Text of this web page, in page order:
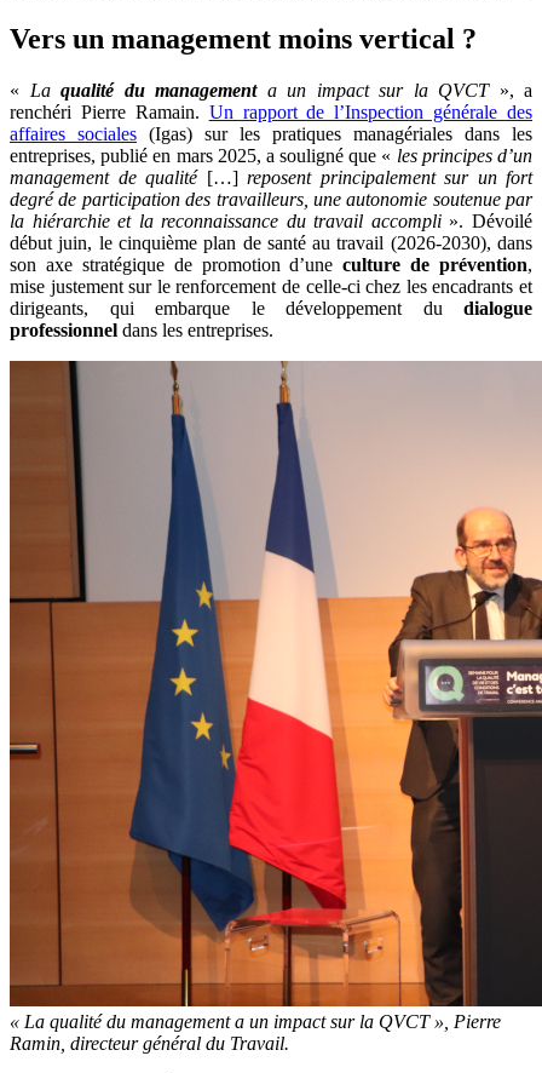
Vers un management moins vertical ?
« La qualité du management a un impact sur la QVCT», a
renchéri Pierre Ramain. Un rapport de l’Inspection générale des
affaires sociales (Igas) sur les pratiques managériales dans les
entreprises, publié en mars 2025, a souligné que « les principes d’un
management de qualité[…] reposent principalement sur un fort
degré de participation des travailleurs, une autonomie soutenue par
la hiérarchie et la reconnaissance du travail accompli». Dévoilé
début juin, le cinquième plan de santé au travail (2026-2030), dans
son axe stratégique de promotion d’uneculture de prévention,
mise justement sur le renforcement de celle-ci chez les encadrants et
dirigeants, qui embarque le développement du dialogue
professionnel dans les entreprises.
« La qualité du management a un impact sur la QVCT», Pierre
Ramin, directeur général du Travail.